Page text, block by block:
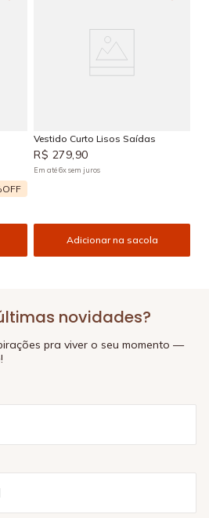
OFF
Vestido Curto Lisos Saídas
R$ 279,90
Em até6xsem juros
Adicionar na sacola
novidades?
pra viver o seu momento —